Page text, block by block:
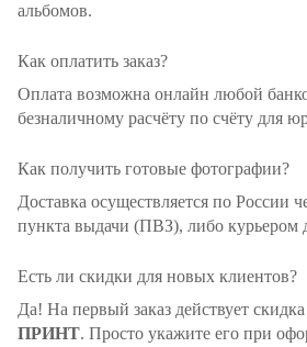
альбомов.
Как оплатить заказ?
Оплата возможна онлайн любой
безналичному расчёту по счёту для
Как получить готовые фотографии?
Доставка осуществляется по России
пункта выдачи (ПВЗ), либо курьером
Есть ли скидки для новых клиентов?
Да! На первый заказ действует
ПРИНТ. Просто укажите его при